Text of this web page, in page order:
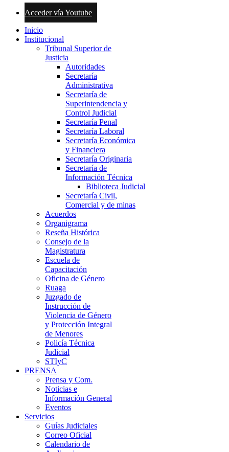
Acceder vía Youtube
Inicio
Institucional
Tribunal Superior de
Justicia
Autoridades
Secretaría
Administrativa
Secretaría de
Superintendencia y
Control Judicial
Secretaría Penal
Secretaría Laboral
Secretaría Económica
y Financiera
Secretaría Originaria
Secretaría de
Información Técnica
Biblioteca Judicial
Secretaría Civil,
Comercial y de minas
Acuerdos
Organigrama
Reseña Histórica
Consejo de la
Magistratura
Escuela de
Capacitación
Oficina de Género
Ruaga
Juzgado de
Instrucción de
Violencia de Género
y Protección Integral
de Menores
Policía Técnica
Judicial
STIyC
PRENSA
Prensa y Com.
Noticias e
Información General
Eventos
Servicios
Guías Judiciales
Correo Oficial
Calendario de